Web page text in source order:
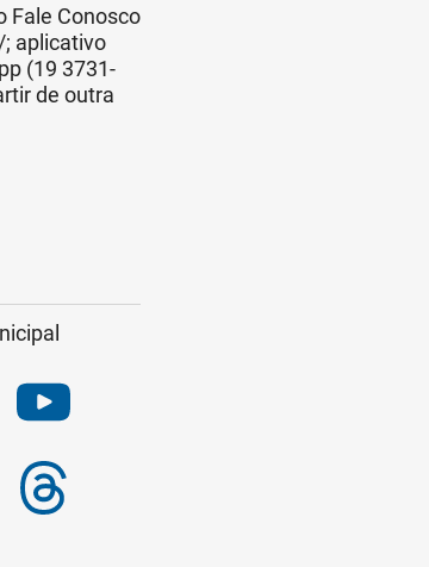
Fale Conosco
aplicativo
(19 3731-
de outra